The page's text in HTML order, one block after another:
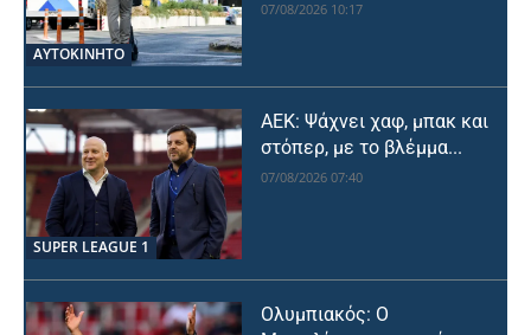
ΑΥΤΟΚΙΝΗΤΟ
07/08/2026 10:17
SUPER LEAGUE 1
ΑΕΚ: Ψάχνει χαφ, μπακ και
στόπερ, με το βλέμμα...
07/08/2026 07:40
Ολυμπιακός: Ο